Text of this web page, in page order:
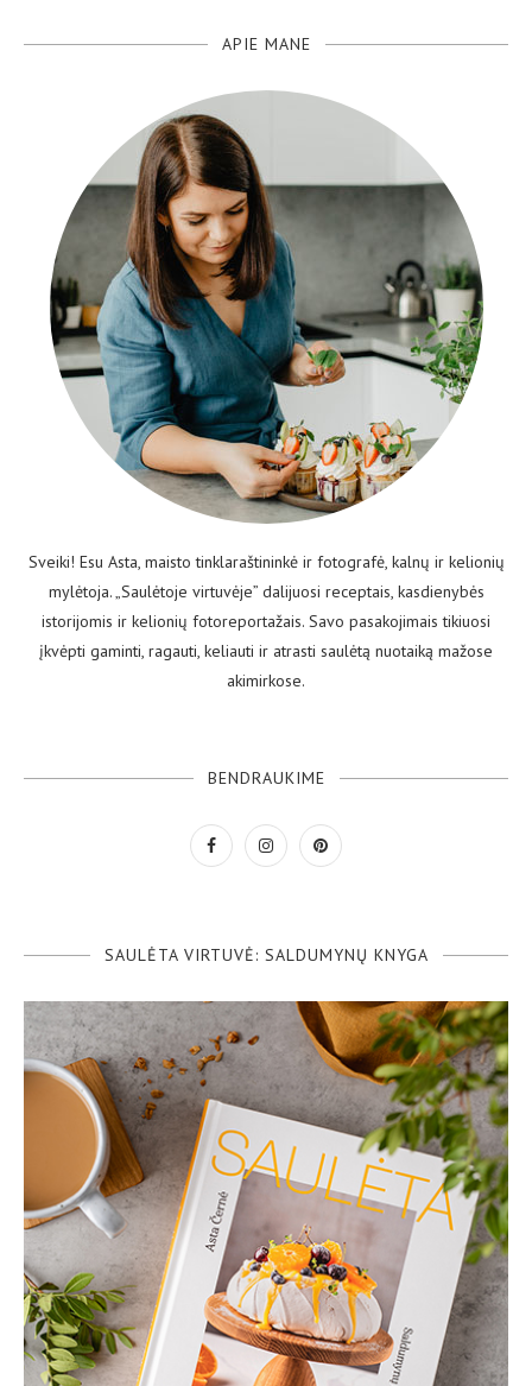
APIE MANE
Sveiki! Esu Asta, maisto tinklaraštininkė ir fotografė, kalnų ir kelionių
mylėtoja. „Saulėtoje virtuvėje” dalijuosi receptais, kasdienybės
istorijomis ir kelionių fotoreportažais. Savo pasakojimais tikiuosi
įkvėpti gaminti, ragauti, keliauti ir atrasti saulėtą nuotaiką mažose
akimirkose.
BENDRAUKIME
SAULĖTA VIRTUVĖ: SALDUMYNŲ KNYGA